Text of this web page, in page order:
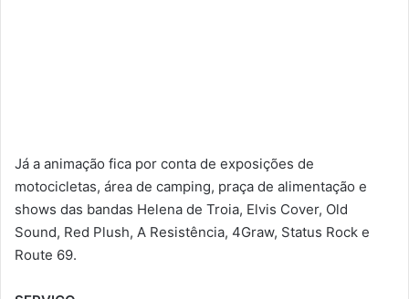
Já a animação fica por conta de exposições de
motocicletas, área de camping, praça de alimentação e
shows das bandas Helena de Troia, Elvis Cover, Old
Sound, Red Plush, A Resistência, 4Graw, Status Rock e
Route 69.